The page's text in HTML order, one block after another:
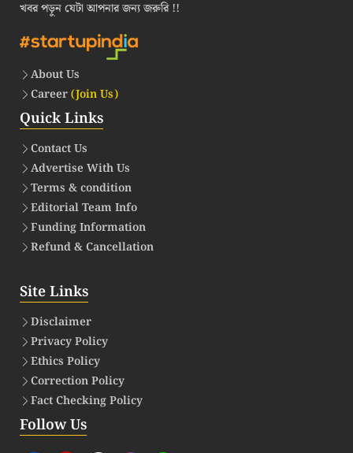
খবর পড়ুন যেটা আপনার জন্য জরুরি !!
About Us
Career(Join Us)
Quick Links
Contact Us
Advertise With Us
Terms & condition
Editorial Team Info
Funding Information
Refund & Cancellation
Site Links
Disclaimer
Privacy Policy
Ethics Policy
Correction Policy
Fact Checking Policy
Follow Us